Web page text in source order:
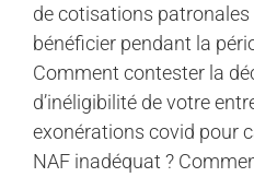
de cotisations
bénéficier pendant la
Comment contester la
d’inéligibilité de votre
exonérations covid pour
NAF inadéquat ?